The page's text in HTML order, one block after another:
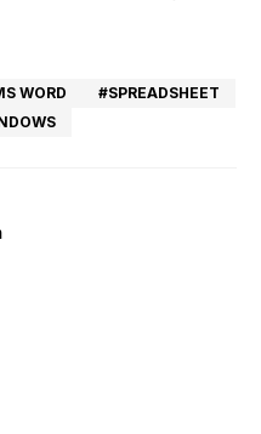
WORD
SPREADSHEET